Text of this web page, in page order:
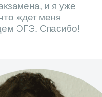
все отзывы
как вам удобно